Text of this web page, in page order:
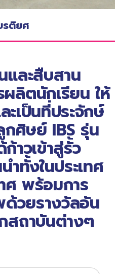
รติยศ
และสืบสาน
ลิตนักเรียน ให้
เป็นที่ประจักษ์
ศิษย์ IBS รุ่น
าวเข้าสู่รั้ว
ทั้งในประเทศ
ศ พร้อมการ
วยรางวัลอัน
สถาบันต่างๆ